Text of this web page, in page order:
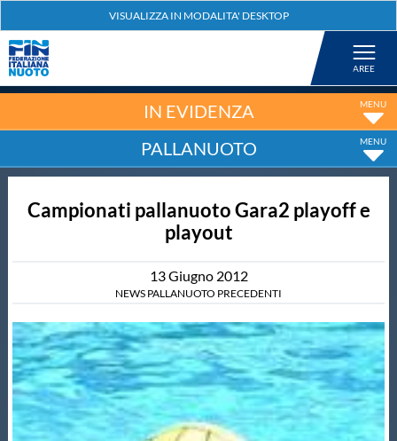
Nuoto
Tuffi
Fondo
Salvamento
Master
IN EVIDENZA
PALLANUOTO
Campionati pallanuoto Gara2 playoff e
playout
13Giugno 2012
NEWS PALLANUOTO PRECEDENTI